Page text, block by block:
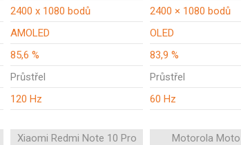
2400 x 1080 bodů
2400 × 1080 bodů
AMOLED
OLED
85,6 %
83,9 %
Průstřel
Průstřel
120 Hz 60 Hz
Xiaomi Redmi Note 10 Pro
Motorola Moto